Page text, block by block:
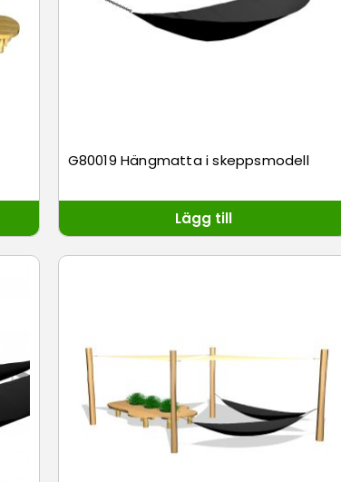
G80019 Hängmatta i skeppsmodell
Lägg till